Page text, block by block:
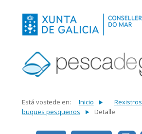
Está vostede en: Inicio Rexistros
buques pesqueiros
Detalle